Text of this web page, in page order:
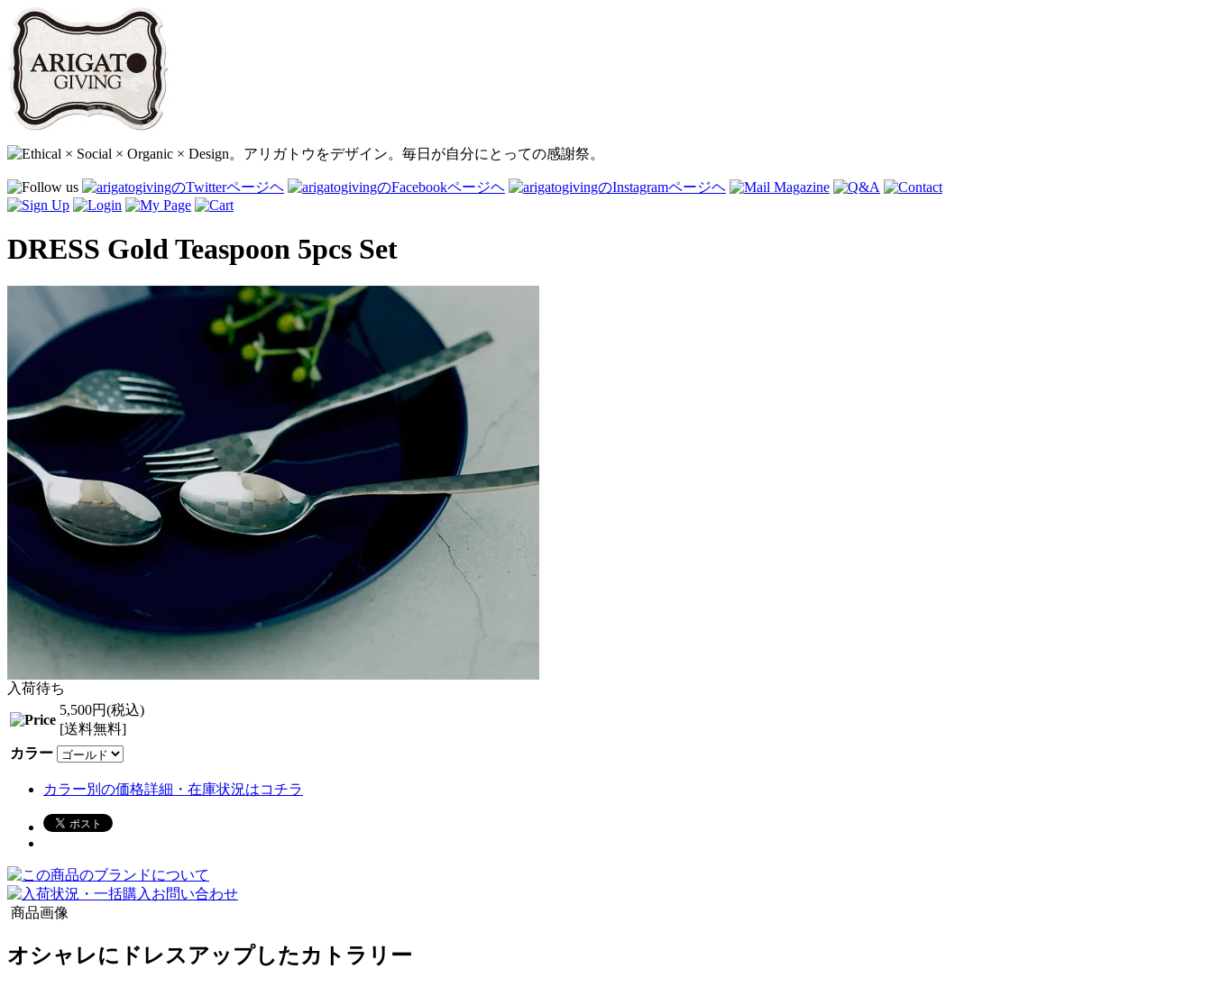
DRESS Gold Teaspoon 5pcs Set
入荷待ち
5,500円(税込)
[送料無料]
カラー
カラー別の価格詳細・在庫状況はコチラ
商品画像
オシャレにドレスアップしたカトラリー